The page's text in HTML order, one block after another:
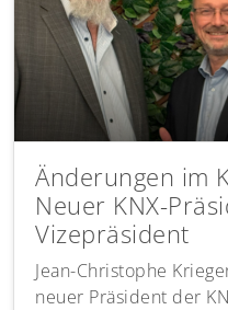
Änderungen im
Neuer KNX-
Vizepräsident
Jean-Christophe
neuer Präsident der